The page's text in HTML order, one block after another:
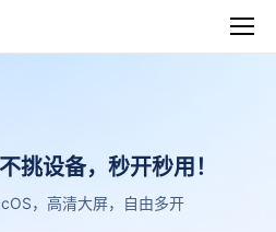
挑设备，秒开秒用！
，高清大屏，自由多开